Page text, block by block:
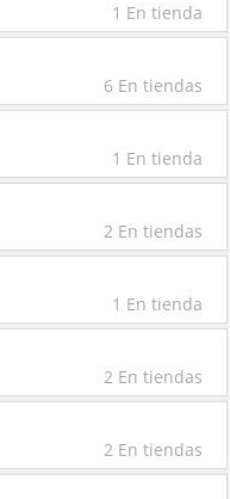
1 En tienda
6 En tiendas
1 En tienda
2 En tiendas
1 En tienda
2 En tiendas
2 En tiendas